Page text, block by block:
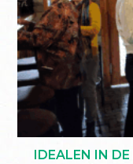
IDEALEN IN